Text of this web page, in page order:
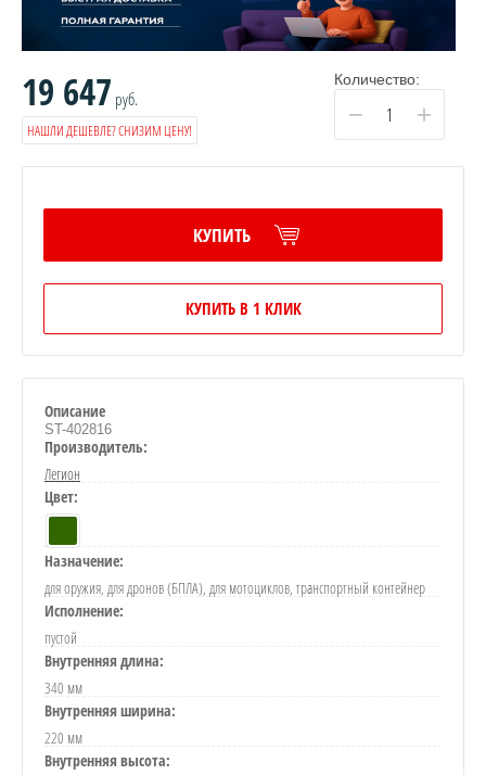
19 647 руб.
НАШЛИ ДЕШЕВЛЕ? СНИЗИМ ЦЕНУ!
Количество:
− +
КУПИТЬ
КУПИТЬ В 1 КЛИК
Описание
ST-402816
Производитель:
Легион
Цвет:
Назначение:
для оружия, для дронов (БПЛА), для мотоциклов, транспортный контейнер
Исполнение:
пустой
Внутренняя длина:
340 мм
Внутренняя ширина:
220 мм
Внутренняя высота: